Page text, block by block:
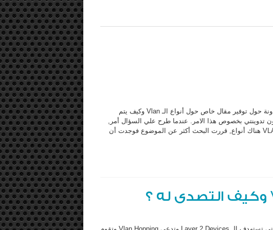
وصلتني منذ فترة على الخاص طلب من أحد زوار المدونة حول توفير مقال خاص حول أنواع الـ Vlan وكيف يتم
تدوينتي بخصوص هذا الامر. عندما طرح علي السؤال أمر,
أستغربت من السؤال فأنا لم أسمع من قبل أن للـ VLAN هناك أنواع, قررت البحث أكثر عن الموضوع فوجدت أن